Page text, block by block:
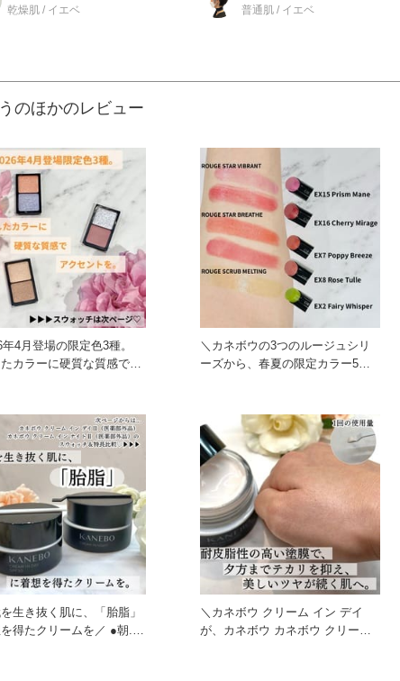
乾燥肌 / イエベ 普通肌 / イエベ
のほかのレビュー
4月登場の限定色3種。
カラーに硬質な質感でア
＼カネボウの3つのルージュシリ
ーズから、春夏の限定カラー5色
生き抜く肌に、「胎脂」
得たクリームを／ ●朝...
＼カネボウ クリーム イン デイ
が、カネボウ カネボウ クリーム